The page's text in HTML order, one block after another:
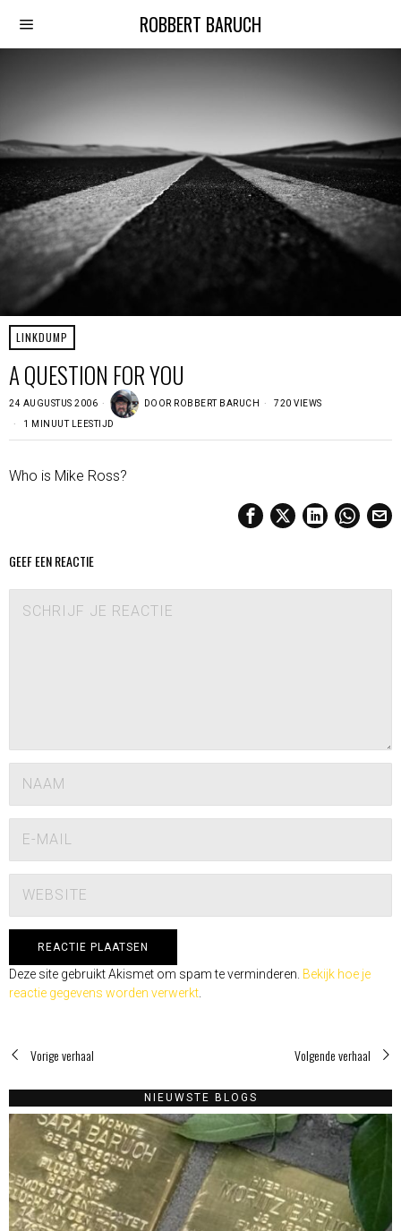
ROBBERT BARUCH
LINKDUMP
A QUESTION FOR YOU
24 AUGUSTUS 2006 DOOR ROBBERT BARUCH 720 VIEWS
1 MINUUT LEESTIJD
Who is Mike Ross?
GEEF EEN REACTIE
Deze site gebruikt Akismet om spam te verminderen. Bekijk hoe je
reactie gegevens worden verwerkt
Vorige verhaal Volgende verhaal
NIEUWSTE BLOGS